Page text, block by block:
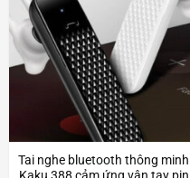
Tai nghe bluetooth thông minh